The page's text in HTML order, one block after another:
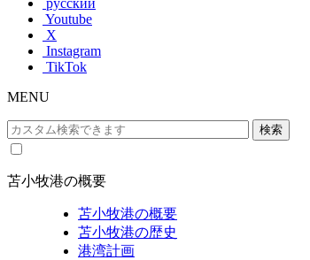
русский
Youtube
X
Instagram
TikTok
MENU
苫小牧港の概要
苫小牧港の概要
苫小牧港の歴史
港湾計画